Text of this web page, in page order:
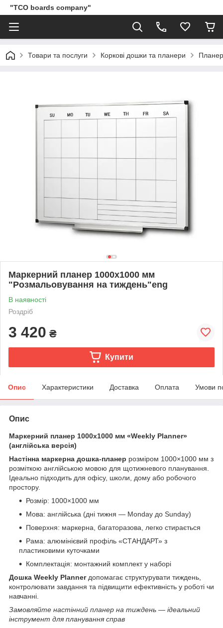
"TCO boards company"
Товари та послуги Коркові дошки та планери
Маркерний планер 1000х1000 мм
"Розмальовування на тиждень"eng
В наявності
Роздріб
3 420 ₴
Купити
Опис Характеристики Доставка Оплата Умови
Опис
Маркерний планер 1000x1000 мм «Weekly Planner»
(англійська версія)
Настінна маркерна дошка-планер розміром 1000×1000 мм з
розміткою англійською мовою для щотижневого планування.
Ідеально підходить для офісу, школи, дому або робочого
простору.
Розмір: 1000×1000 мм
Мова: англійська (дні тижня — Monday до Sunday)
Поверхня: маркерна, багаторазова, легко стирається
Рама: алюмінієвий профіль «СТАНДАРТ» з
пластиковими куточками
Комплектація: монтажний комплект у наборі
Дошка Weekly Plannerдопомагає структурувати тиждень,
контролювати завдання та підвищити ефективність у роботі чи
навчанні.
Замовляйте настінний планер на тиждень — ідеальний
інструмент для планування справ